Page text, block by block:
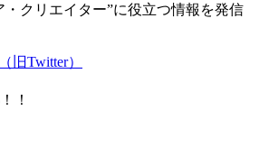
・クリエイター”に役立つ情報を発信
旧Twitter）
！